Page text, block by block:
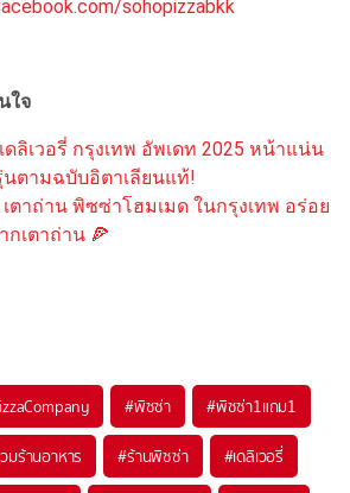
sohopizzabkk
ใจ
ลิเวอรี่ กรุงเทพ อัพเดท 2025 หน้าแน่น
ตามฉบับอิตาเลียนแท้!
ตาถ่าน พิซซ่าโฮมเมด ในกรุงเทพ อร่อย
เตาถ่าน 🍕
#พิซซ่า #พิซซ่า1แถม1
มร้านอาหาร #ร้านพิซซ่า #เดลิเวอรี่